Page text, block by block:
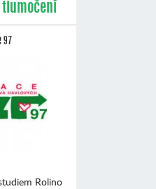
97
Rolino